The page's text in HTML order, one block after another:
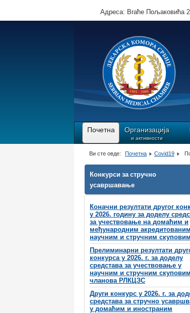
Почетна Организација
и активности
Адреса: Brаће Пољаковића
Ви сте овде: Почетна Covid19
Конкурси за стручно
усавршавање
Коначни резултати другог
у 2026. годину за доделу
за учествовање на домаћим и
међународним акредитованим
научним и стручним
Прелиминарни резултати
конкурса у 2026. г. за доделу
средстава за учествовање у
научним и стручним
чланова РЛКЦЗС
Други конкурс у 2026. г. за
средстава за стручно
у домаћим и иностраним